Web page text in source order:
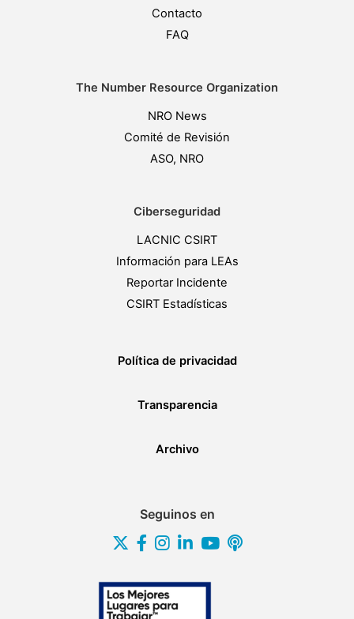
Contacto
FAQ
The Number Resource Organization
NRO News
Comité de Revisión
ASO, NRO
Ciberseguridad
LACNIC CSIRT
Información para LEAs
Reportar Incidente
CSIRT Estadísticas
Política de privacidad
Transparencia
Archivo
Seguinos en